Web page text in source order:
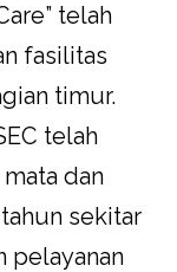
telah
fasilitas
timur.
telah
dan
sekitar
pelayanan